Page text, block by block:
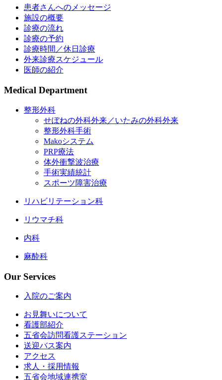
患者さんへのメッセージ
施設の概要
診療の流れ
診療の予約
診療時間／休日診療
外来診療スケジュール
医師の紹介
Medical Department
整形外科
せぼねの外科外来／いたみの外科外来
整形外科手術
Makoシステム
PRP療法
体外衝撃波治療
手術実績統計
スポーツ障害治療
リハビリテーション科
リウマチ科
内科
麻酔科
Our Services
入院のご案内
お見舞いについて
看護部紹介
五省会訪問看護ステーション
送迎バス案内
アクセス
求人・採用情報
五省会地域連携室